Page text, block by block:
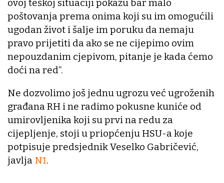
ovoj teškoj situaciji pokažu bar malo
poštovanja prema onima koji su im omogućili
ugodan život i šalje im poruku da nemaju
pravo prijetiti da ako se ne cijepimo ovim
nepouzdanim cjepivom, pitanje je kada ćemo
doći na red”.
Ne dozvolimo još jednu ugrozu već ugroženih
građana RH i ne radimo pokusne kuniće od
umirovljenika koji su prvi na redu za
cijepljenje, stoji u priopćenju HSU-a koje
potpisuje predsjednik Veselko Gabričević,
javlja N1.